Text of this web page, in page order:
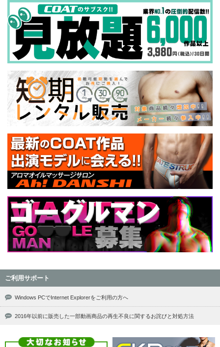
ご利用サポート
Windows PCでInternet Explorerをご利用の方へ
2016年以前に販売した一部動画商品の再生不良に関するお詫びと対処方法